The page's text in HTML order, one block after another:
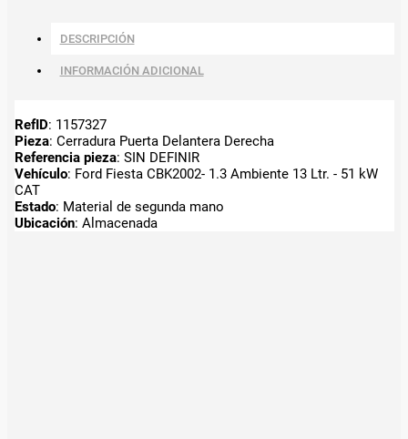
DESCRIPCIÓN
INFORMACIÓN ADICIONAL
RefID: 1157327
Pieza: Cerradura Puerta Delantera Derecha
Referencia pieza: SIN DEFINIR
Vehículo: Ford Fiesta CBK2002- 1.3 Ambiente 13 Ltr. - 51 kW
CAT
Estado: Material de segunda mano
Ubicación: Almacenada